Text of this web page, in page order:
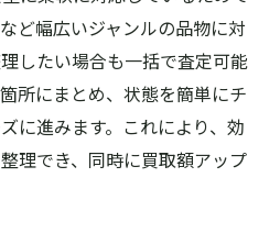
える影響と対策ポイント
木店活用で価格アップを目
夫で査定額が変わる理由
木店の査定基準を理解しよ
ど幅広いジャンルの品物に対
したい場合も一括で査定可能
所にまとめ、状態を簡単にチ
に進みます。これにより、効
理でき、同時に買取額アップ